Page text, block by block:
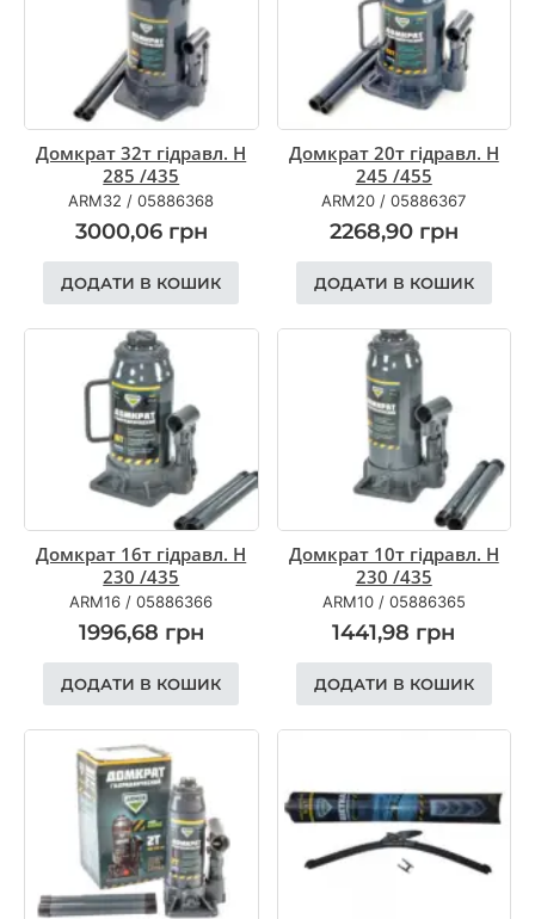
Домкрат 32т гiдравл. H
285 /435
ARM32 /05886368
3000,06 грн
ДОДАТИ В КОШИК
Домкрат 20т гiдравл. H
245 /455
ARM20 /05886367
2268,90 грн
ДОДАТИ В КОШИК
Домкрат 16т гiдравл. H
230 /435
ARM16 /05886366
1996,68 грн
ДОДАТИ В КОШИК
Домкрат 10т гiдравл. H
230 /435
ARM10/ 05886365
1441,98 грн
ДОДАТИ В КОШИК